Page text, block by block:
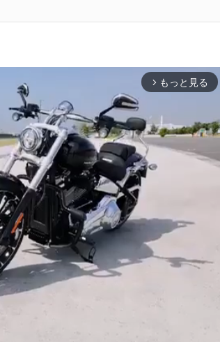
arrow_forward_ios もっと見る